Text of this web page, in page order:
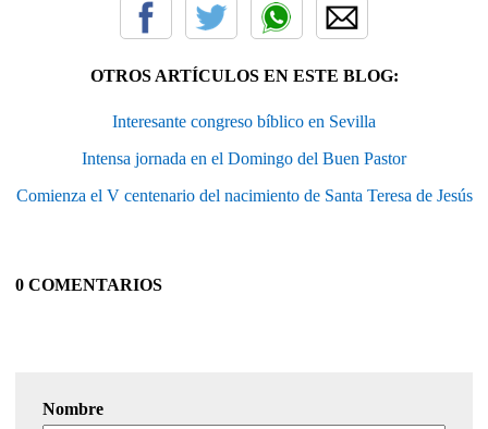
OTROS ARTÍCULOS EN ESTE BLOG:
Interesante congreso bíblico en Sevilla
Intensa jornada en el Domingo del Buen Pastor
Comienza el V centenario del nacimiento de Santa Teresa de Jesús
0 COMENTARIOS
Nombre